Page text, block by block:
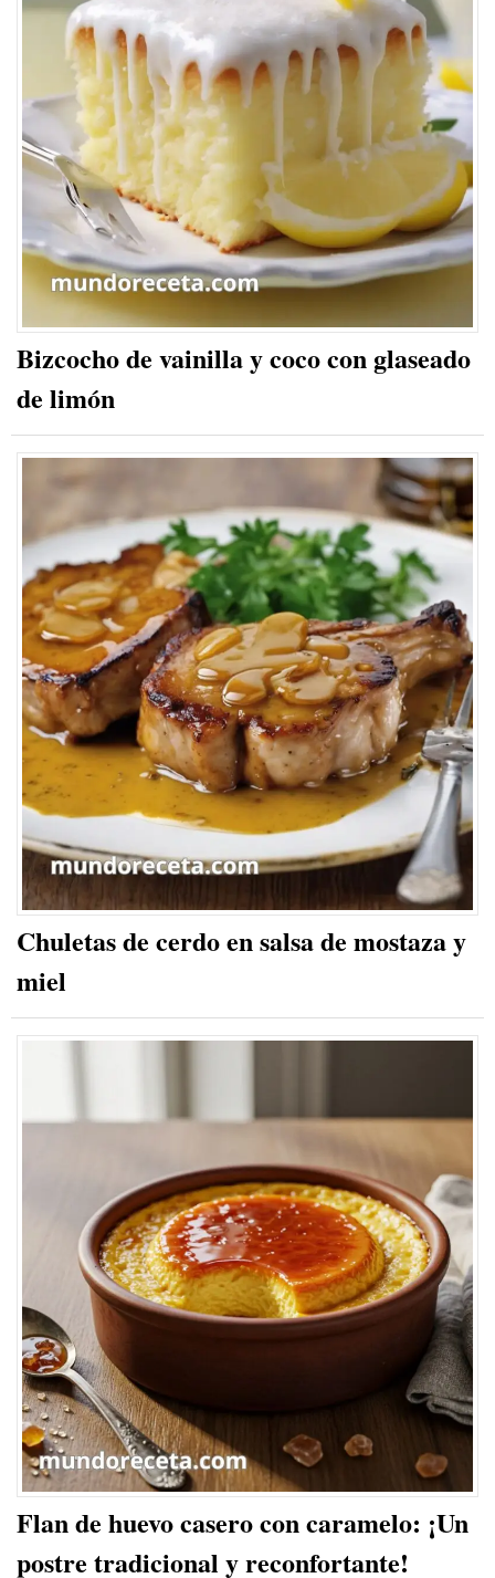
Bizcocho de vainilla y coco con glaseado
de limón
Chuletas de cerdo en salsa de mostaza y
miel
Flan de huevo casero con caramelo: ¡Un
postre tradicional y reconfortante!